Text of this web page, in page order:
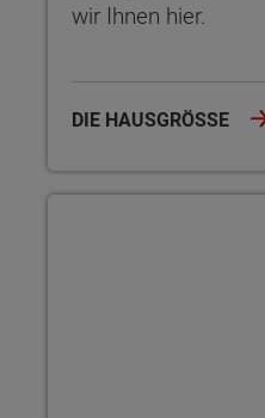
wir Ihnen hier.
DIE HAUSGRÖSSE